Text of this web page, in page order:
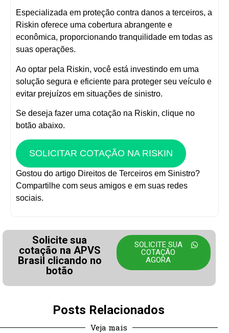
Especializada em proteção contra danos a terceiros, a
Riskin oferece uma cobertura abrangente e
econômica, proporcionando tranquilidade em todas as
suas operações.
Ao optar pela Riskin, você está investindo em uma
solução segura e eficiente para proteger seu veículo e
evitar prejuízos em situações de sinistro.
Se deseja fazer uma cotação na Riskin, clique no
botão abaixo.
SOLICITAR COTAÇÃO NA RISKIN
Gostou do artigo Direitos de Terceiros em Sinistro?
Compartilhe com seus amigos e em suas redes
sociais.
Solicite sua
cotação na APVS
Brasil clicando no
botão
SOLICITE SUA
COTAÇÃO
AGORA
Posts Relacionados
Veja mais